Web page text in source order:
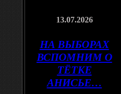
13.07.2026
НА ВЫБОРАХ
ВСПОМНИМ О
ТЁТКЕ
АНИСЬЕ…